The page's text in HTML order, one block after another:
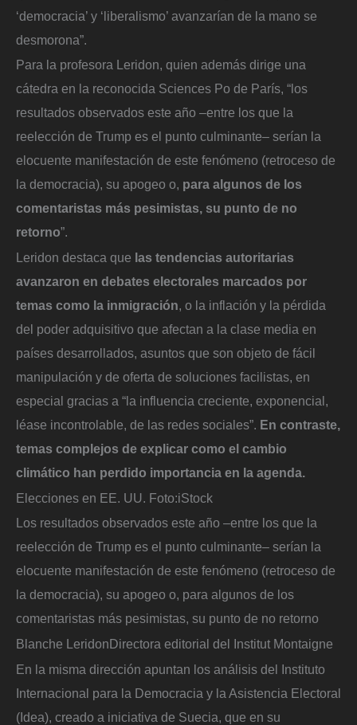
‘democracia’ y ‘liberalismo’ avanzarían de la mano se
desmorona”.
Para la profesora Leridon, quien además dirige una
cátedra en la reconocida Sciences Po de París, “los
resultados observados este año –entre los que la
reelección de Trump es el punto culminante– serían la
elocuente manifestación de este fenómeno (retroceso de
la democracia), su apogeo o, para algunos de los
comentaristas más pesimistas, su punto de no
retorno”.
Leridon destaca que las tendencias autoritarias
avanzaron en debates electorales marcados por
temas como la inmigración, o la inflación y la pérdida
del poder adquisitivo que afectan a la clase media en
países desarrollados, asuntos que son objeto de fácil
manipulación y de oferta de soluciones facilistas, en
especial gracias a “la influencia creciente, exponencial,
léase incontrolable, de las redes sociales”. En contraste,
temas complejos de explicar como el cambio
climático han perdido importancia en la agenda.
Elecciones en EE. UU. Foto:iStock
Los resultados observados este año –entre los que la
reelección de Trump es el punto culminante– serían la
elocuente manifestación de este fenómeno (retroceso de
la democracia), su apogeo o, para algunos de los
comentaristas más pesimistas, su punto de no retorno
Blanche LeridonDirectora editorial del Institut Montaigne
En la misma dirección apuntan los análisis del Instituto
Internacional para la Democracia y la Asistencia Electoral
(Idea), creado a iniciativa de Suecia, que en su